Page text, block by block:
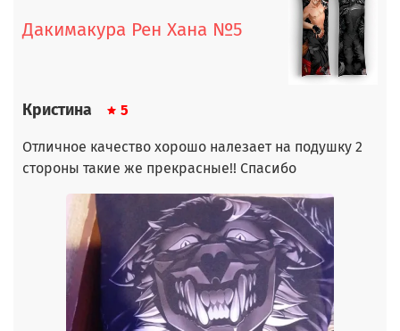
Дакимакура Рен Хана №5
Кристина 5
Отличное качество хорошо налезает на подушку 2
стороны такие же прекрасные!! Спасибо